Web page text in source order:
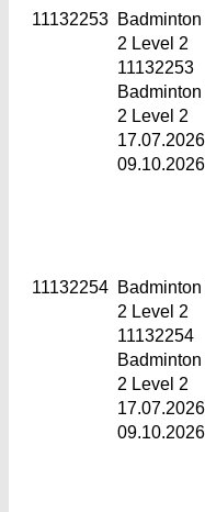
11132253
2 Level 2
11132253
2 Level 2
09.10.2026
11132254
2 Level 2
11132254
2 Level 2
09.10.2026